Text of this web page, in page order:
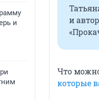
и
и
Что
которые